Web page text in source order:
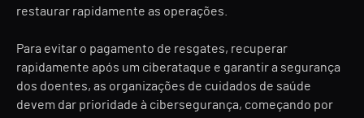
restaurar rapidamente as operações.
Para evitar o pagamento de resgates, recuperar
rapidamente após um ciberataque e garantir a segurança
dos doentes, as organizações de cuidados de saúde
devem dar prioridade à cibersegurança, começando por